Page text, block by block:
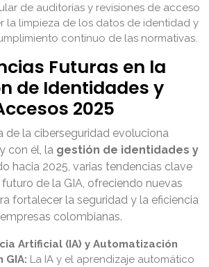
de auditorías y revisiones de acceso
la limpieza de los datos de identidad y
continuo de las normativas.
Futuras en la
de Identidades y
2025
de la ciberseguridad evoluciona
con él, la gestión de identidades y
hacia 2025, varias tendencias clave
de la GIA, ofreciendo nuevas
fortalecer la seguridad y la eficiencia
colombianas.
Artificial (IA) y Automatización
GIA: La IA y el aprendizaje automático